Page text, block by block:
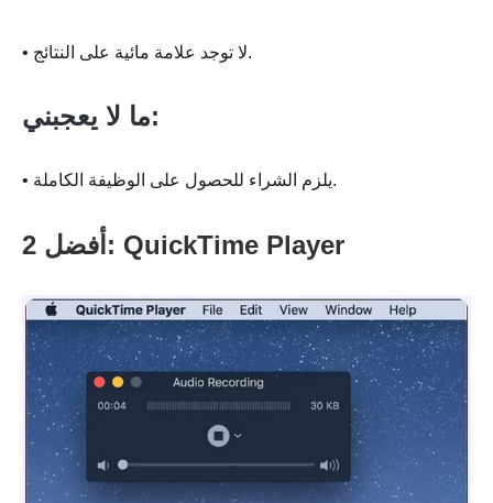
• لا توجد علامة مائية على النتائج.
ما لا يعجبني:
• يلزم الشراء للحصول على الوظيفة الكاملة.
أفضل 2: QuickTime Player